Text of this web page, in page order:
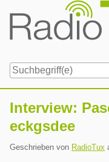
content
Interview:
eckgsdee
Geschrieben von RadioTux